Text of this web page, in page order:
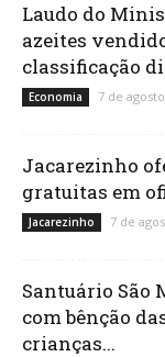
Laudo do
azeites
classificação
Economia 7 de
Jacarezinho
gratuitas em
Jacarezinho 7 de
Santuário São
com bênção
crianças...